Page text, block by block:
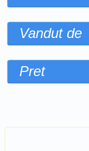
Vandut de
Pret